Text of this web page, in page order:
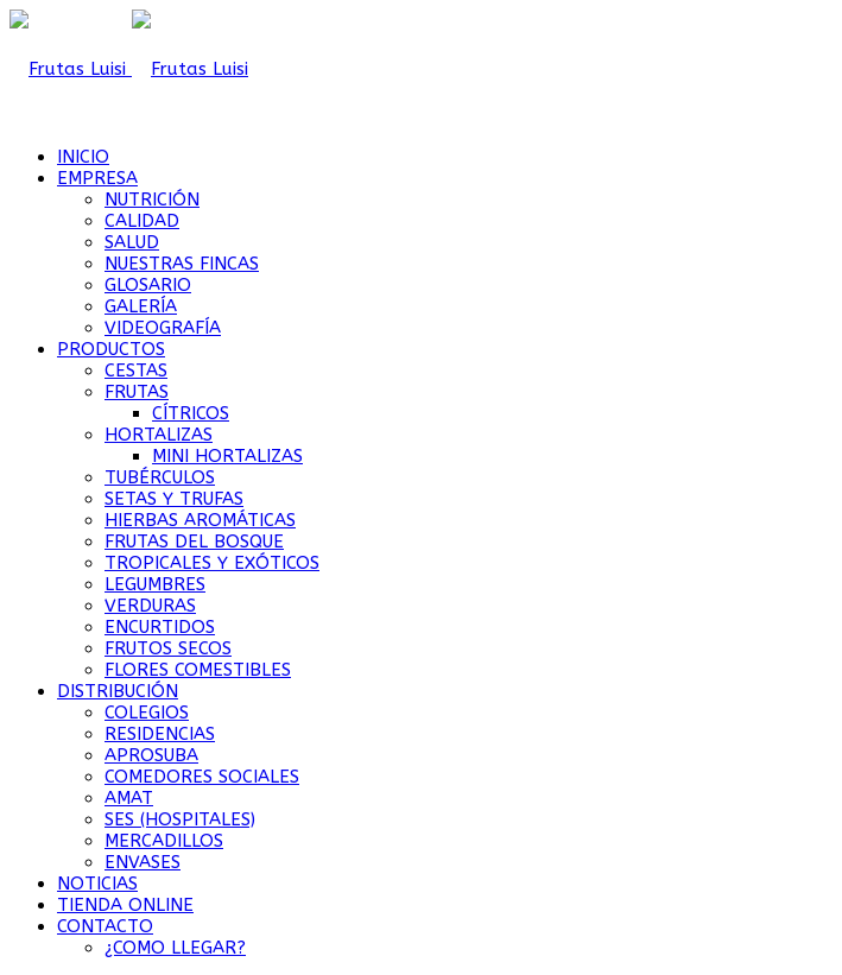
INICIO
EMPRESA
NUTRICIÓN
CALIDAD
SALUD
NUESTRAS FINCAS
GLOSARIO
GALERÍA
VIDEOGRAFÍA
PRODUCTOS
CESTAS
FRUTAS
CÍTRICOS
HORTALIZAS
MINI HORTALIZAS
TUBÉRCULOS
SETAS Y TRUFAS
HIERBAS AROMÁTICAS
FRUTAS DEL BOSQUE
TROPICALES Y EXÓTICOS
LEGUMBRES
VERDURAS
ENCURTIDOS
FRUTOS SECOS
FLORES COMESTIBLES
DISTRIBUCIÓN
COLEGIOS
RESIDENCIAS
APROSUBA
COMEDORES SOCIALES
AMAT
SES (HOSPITALES)
MERCADILLOS
ENVASES
NOTICIAS
TIENDA ONLINE
CONTACTO
¿COMO LLEGAR?